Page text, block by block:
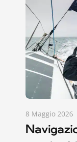
8 Maggio 2026